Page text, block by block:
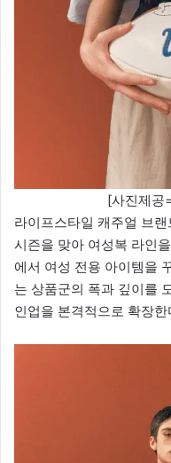
[사진제공
라이프스타일 캐주얼 브
시즌을 맞아 여성복 라인
에서 여성 전용 아이템을
는 상품군의 폭과 깊이를
인업을 본격적으로 확장